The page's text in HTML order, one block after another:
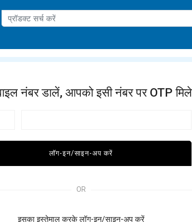
नंबर डालें, आपको इसी नंबर पर OTP
लॉग-इन/साइन-अप करें
OR
इसका इस्तेमाल करके लॉग-इन/साइन-अप करें